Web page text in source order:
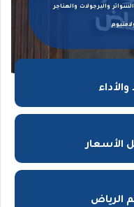
والسواتر والبرجولات والهناجر
الأسعار
الرياض